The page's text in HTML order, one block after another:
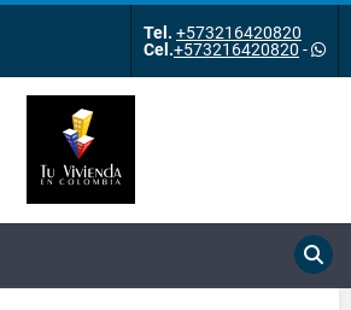
Tel. +573216420820
Cel.+573216420820 -